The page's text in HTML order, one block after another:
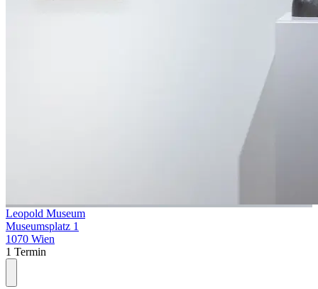
Leopold Museum
Museumsplatz 1
1070 Wien
1 Termin